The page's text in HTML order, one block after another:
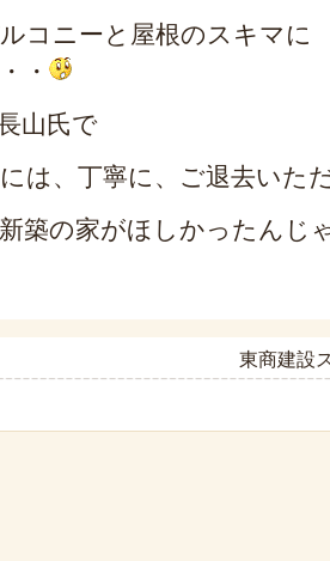
コニーと屋根のスキマ
・
山氏で
は、丁寧に、ご退去いた
新築の家がほしかったんじ
東商建設